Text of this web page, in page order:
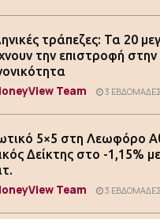
τράπεζες: Τα 20
την επιστροφή
Team 3 ΕΒΔΟΜΆΔΕΣ
5×5 στη Λεωφόρο
Δείκτης στο -1,15%
Team 3 ΕΒΔΟΜΆΔΕΣ